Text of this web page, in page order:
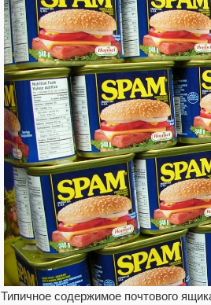
Типичное содержимое почтового